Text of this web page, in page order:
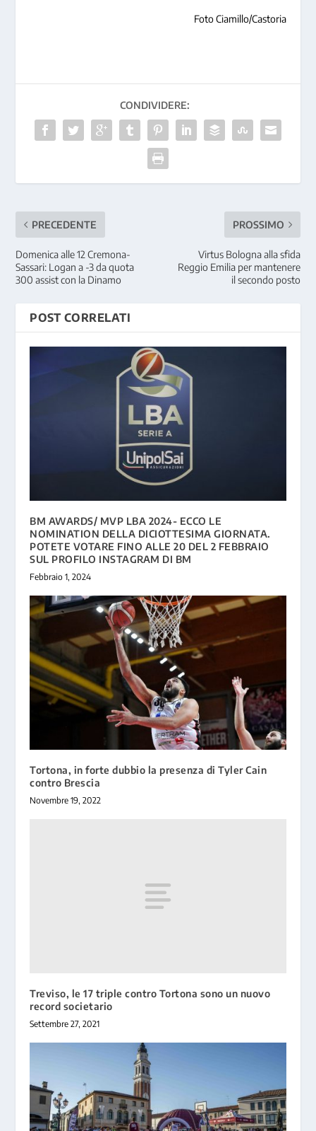
Foto Ciamillo/Castoria
CONDIVIDERE:
PRECEDENTE
Domenica alle 12 Cremona-
Sassari: Logan a -3 da quota
300 assist con la Dinamo
PROSSIMO
Virtus Bologna alla sfida
Reggio Emilia per mantenere
il secondo posto
POST CORRELATI
BM AWARDS/ MVP LBA 2024- ECCO LE
NOMINATION DELLA DICIOTTESIMA GIORNATA.
POTETE VOTARE FINO ALLE 20 DEL 2 FEBBRAIO
SUL PROFILO INSTAGRAM DI BM
Febbraio 1, 2024
Tortona, in forte dubbio la presenza di Tyler Cain
contro Brescia
Novembre 19, 2022
Treviso, le 17 triple contro Tortona sono un nuovo
record societario
Settembre 27, 2021